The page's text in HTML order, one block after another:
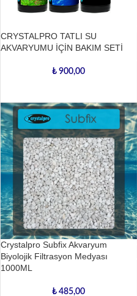
CRYSTALPRO TATLI SU
AKVARYUMU İÇİN BAKIM SETİ
₺ 900,00
Crystalpro Subfix Akvaryum
Biyolojik Filtrasyon Medyası
1000ML
₺ 485,00